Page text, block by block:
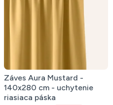
Záves Aura Mustard -
140x280 cm - uchytenie
riasiaca páska